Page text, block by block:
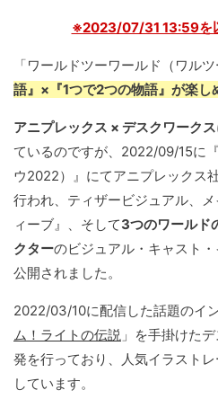
※2023/07/31 13:59を
「ワールドツーワールド（ワルツ
語』×『1つで2つの物語』が楽し
アニプレックス × デスクワーク
ているのですが、2022/09/15に
ウ2022）』にてアニプレックス
行われ、ティザービジュアル、
ィーブ』、そして3つのワールド
クターのビジュアル・キャスト
公開されました。
2022/03/10に配信した話題のイ
ム！ライトの伝説 」を手掛けた
発を行っており、人気イラスト
しています。